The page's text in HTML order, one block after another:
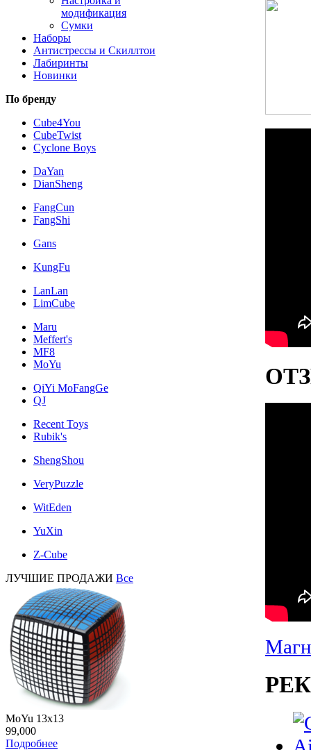
модификация
Сумки
Наборы
Антистрессы и Скиллтои
Лабиринты
Новинки
По бренду
Cube4You
CubeTwist
Cyclone Boys
DaYan
DianSheng
FangCun
FangShi
Gans
KungFu
LanLan
LimCube
Maru
Meffert's
MF8
MoYu
QiYi MoFangGe
QJ
Recent Toys
Rubik's
ShengShou
VeryPuzzle
WitEden
YuXin
Z-Cube
ЛУЧШИЕ ПРОДАЖИ Все
MoYu 13x13
99,000
Подробнее